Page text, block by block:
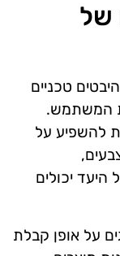
של
טכניים
המשתמש.
להשפיע על
יכולים
על אופן קבלת